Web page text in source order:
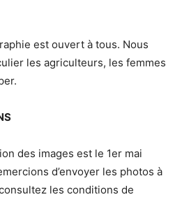
est ouvert à tous. Nous
les agriculteurs, les femmes
des images est le 1er mai
d’envoyer les photos à
consultez les conditions de